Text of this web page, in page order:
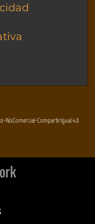
NoComercial-CompartirIgual 4.0